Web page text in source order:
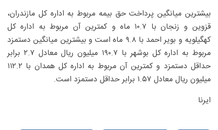
بیشترین میانگین پرداخت حق بیمه مربوط به اداره کل مازندران،
قزوین و زنجان با ۱۰.۷ ماه و کمترین آن مربوط به اداره کل
کهگیلویه و بویر احمد با ۹.۸ ماه است و بیشترین میانگین دستمزد
مربوط به اداره کل بوشهر با ۱۹۰.۷ میلیون ریال معادل ۲.۷ برابر
حداقل دستمزد و کمترین آن مربوط به اداره کل همدان با ۱۱۲.۲
میلیون ریال معادل ۱.۵۷ برابر حداقل دستمزد است.
ایرنا